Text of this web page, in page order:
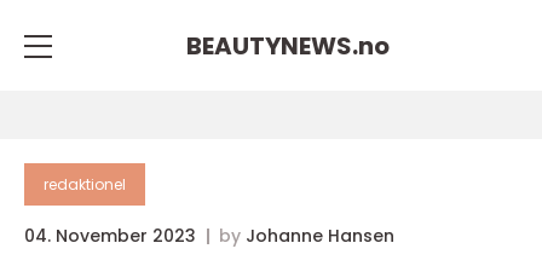
BEAUTYNEWS.no
redaktionel
04. November 2023 by Johanne Hansen